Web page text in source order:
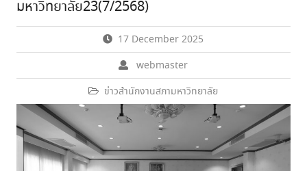
มหาวิทยาลัย23(7/2568)
17 December 2025
webmaster
ข่าวสำนักงานสภามหาวิทยาลัย